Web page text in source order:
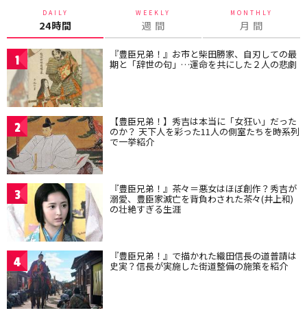
DAILY
24時間
WEEKLY
週 間
MONTHLY
月 間
1 『豊臣兄弟！』お市と柴田勝家、自刃しての最
期と「辞世の句」…運命を共にした２人の悲劇
2 【豊臣兄弟！】秀吉は本当に「女狂い」だった
のか？ 天下人を彩った11人の側室たちを時系列
で一挙紹介
3 『豊臣兄弟！』茶々＝悪女はほぼ創作？秀吉が
溺愛、豊臣家滅亡を背負わされた茶々(井上和)
の壮絶すぎる生涯
4 『豊臣兄弟！』で描かれた織田信長の道普請は
史実？信長が実施した街道整備の施策を紹介